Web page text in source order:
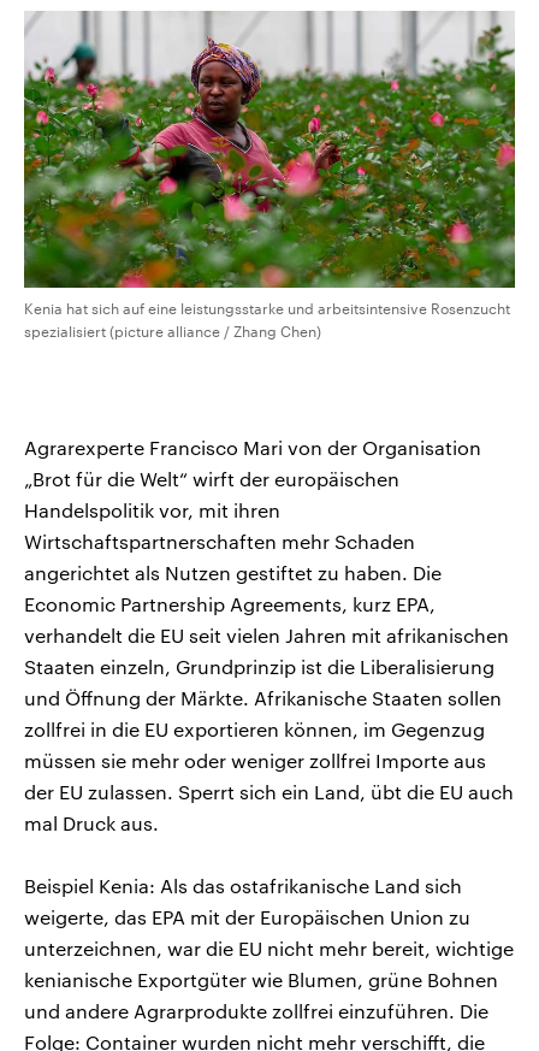
Kenia hat sich auf eine leistungsstarke und arbeitsintensive Rosenzucht
spezialisiert (picture alliance / Zhang Chen)
Agrarexperte Francisco Mari von der Organisation
„Brot für die Welt“ wirft der europäischen
Handelspolitik vor, mit ihren
Wirtschaftspartnerschaften mehr Schaden
angerichtet als Nutzen gestiftet zu haben. Die
Economic Partnership Agreements, kurz EPA,
verhandelt die EU seit vielen Jahren mit afrikanischen
Staaten einzeln, Grundprinzip ist die Liberalisierung
und Öffnung der Märkte. Afrikanische Staaten sollen
zollfrei in die EU exportieren können, im Gegenzug
müssen sie mehr oder weniger zollfrei Importe aus
der EU zulassen. Sperrt sich ein Land, übt die EU auch
mal Druck aus.
Beispiel Kenia: Als das ostafrikanische Land sich
weigerte, das EPA mit der Europäischen Union zu
unterzeichnen, war die EU nicht mehr bereit, wichtige
kenianische Exportgüter wie Blumen, grüne Bohnen
und andere Agrarprodukte zollfrei einzuführen. Die
Folge: Container wurden nicht mehr verschifft, die